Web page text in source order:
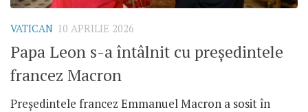
VATICAN 10 APRILIE 2026
Papa Leon s-a întâlnit cu președintele
francez Macron
Președintele francez Emmanuel Macron a sosit în